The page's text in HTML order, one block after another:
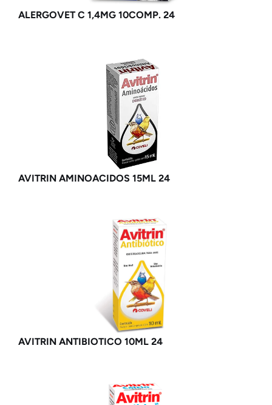
ALERGOVET C 1,4MG 10COMP. 24
AVITRIN AMINOACIDOS 15ML 24
AVITRIN ANTIBIOTICO 10ML 24